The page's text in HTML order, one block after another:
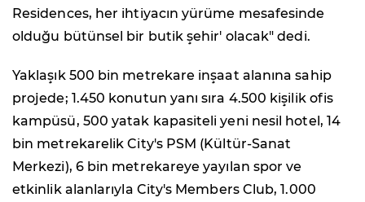
Residences, her ihtiyacın yürüme mesafesinde
olduğu bütünsel bir butik şehir' olacak" dedi.
Yaklaşık 500 bin metrekare inşaat alanına sahip
projede; 1.450 konutun yanı sıra 4.500 kişilik ofis
kampüsü, 500 yatak kapasiteli yeni nesil hotel, 14
bin metrekarelik City's PSM (Kültür-Sanat
Merkezi), 6 bin metrekareye yayılan spor ve
etkinlik alanlarıyla City's Members Club, 1.000